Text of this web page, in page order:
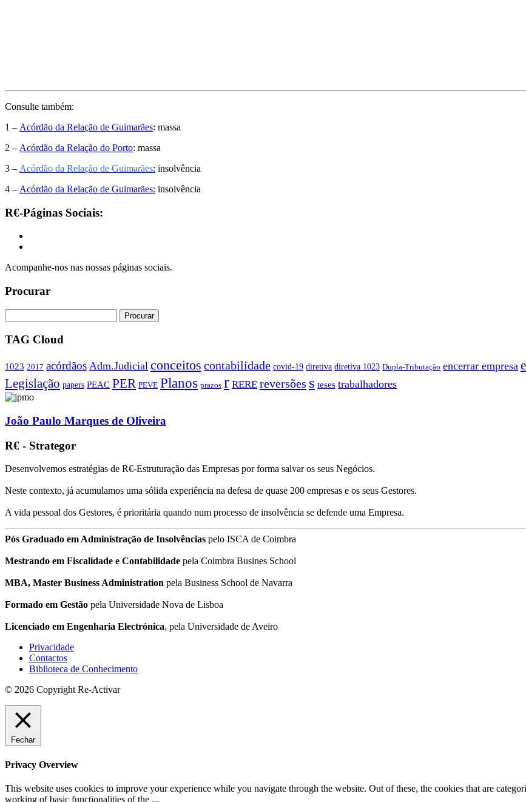
Consulte também:
1 – Acórdão da Relação de Guimarães: massa
2 – Acórdão da Relação do Porto: massa
3 – Acórdão da Relação de Guimarães: insolvência
4 – Acórdão da Relação de Guimarães: insolvência
R€-Páginas Sociais:
Acompanhe-nos nas nossas páginas sociais.
Procurar
TAG Cloud
1023 2017 acórdãos Adm.Judicial conceitos contabilidade covid-19 diretiva diretiva 1023 Dupla-Tributação encerrar empresa
Legislação papers PEAC PER PEVE Planos prazos r RERE reversões s teses trabalhadores
João Paulo Marques de Oliveira
R€ - Strategor
Desenvolvemos estratégias de R€-Estruturação das Empresas por forma salvar os seus Negócios.
Neste contexto, já acumulamos uma sólida experiência na defesa de quase 200 empresas e os seus Gestores.
A vida pessoal dos Gestores, é prioritária quando num processo de insolvência se defende uma Empresa.
Pós Graduado em Administração de Insolvências pelo ISCA de Coimbra
Mestrando em Fiscalidade e Contabilidade pela Coimbra Busines School
MBA, Master Business Administration pela Business School de Navarra
Formado em Gestão pela Universidade Nova de Lisboa
Licenciado em Engenharia Electrónica, pela Universidade de Aveiro
Privacidade
Contactos
Biblioteca de Conhecimento
© 2026 Copyright Re-Activar
Fechar
Privacy Overview
This website uses cookies to improve your experience while you navigate through the website. Out of these, the cookies that are
working of basic functionalities of the ...